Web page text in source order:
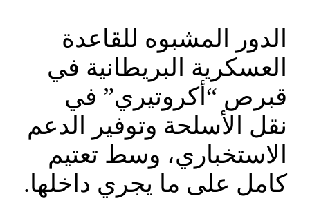
الدور المشبوه للقاعدة
العسكرية البريطانية في
قبرص “أكروتيري” في
نقل الأسلحة وتوفير الدعم
الاستخباري، وسط تعتيم
كامل على ما يجري داخلها.